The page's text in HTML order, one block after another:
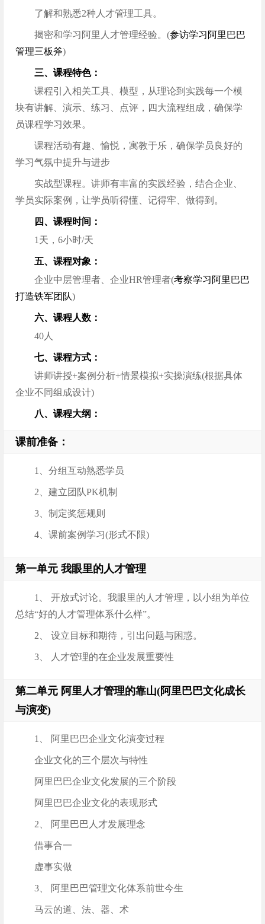
了解和熟悉2种人才管理工具。
揭密和学习阿里人才管理经验。(参访学习阿里巴巴
管理三板斧)
三、课程特色：
课程引入相关工具、模型，从理论到实践每一个模
块有讲解、演示、练习、点评，四大流程组成，确保学
员课程学习效果。
课程活动有趣、愉悦，寓教于乐，确保学员良好的
学习气氛中提升与进步
实战型课程。讲师有丰富的实践经验，结合企业、
学员实际案例，让学员听得懂、记得牢、做得到。
四、课程时间：
1天，6小时/天
五、课程对象：
企业中层管理者、企业HR管理者(考察学习阿里巴巴
打造铁军团队)
六、课程人数：
40人
七、课程方式：
讲师讲授+案例分析+情景模拟+实操演练(根据具体
企业不同组成设计)
八、课程大纲：
课前准备：
1、分组互动熟悉学员
2、建立团队PK机制
3、制定奖惩规则
4、课前案例学习(形式不限)
第一单元 我眼里的人才管理
1、 开放式讨论。我眼里的人才管理，以小组为单位
总结“好的人才管理体系什么样”。
2、 设立目标和期待，引出问题与困惑。
3、 人才管理的在企业发展重要性
第二单元 阿里人才管理的靠山(阿里巴巴文化成长
与演变)
1、 阿里巴巴企业文化演变过程
企业文化的三个层次与特性
阿里巴巴企业文化发展的三个阶段
阿里巴巴企业文化的表现形式
2、 阿里巴巴人才发展理念
借事合一
虚事实做
3、 阿里巴巴管理文化体系前世今生
马云的道、法、器、术